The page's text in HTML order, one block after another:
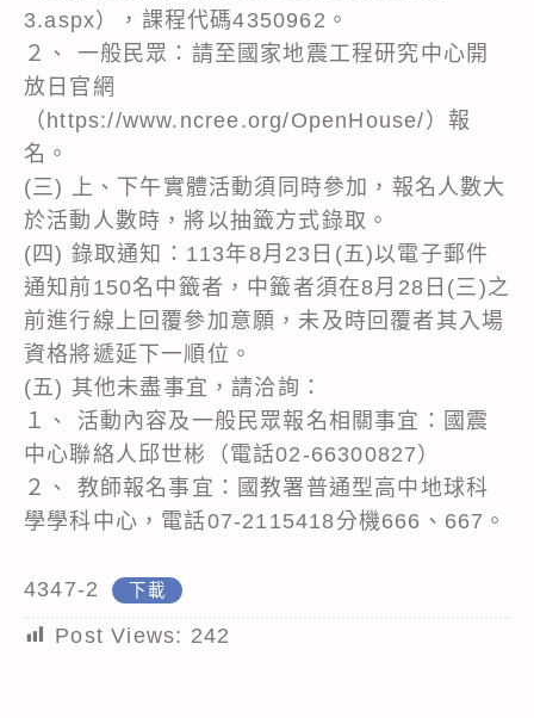
3.aspx），課程代碼4350962。
２、 一般民眾：請至國家地震工程研究中心開
放日官網
（https://www.ncree.org/OpenHouse/）報
名。
(三) 上、下午實體活動須同時參加，報名人數大
於活動人數時，將以抽籤方式錄取。
(四) 錄取通知：113年8月23日(五)以電子郵件
通知前150名中籤者，中籤者須在8月28日(三)之
前進行線上回覆參加意願，未及時回覆者其入場
資格將遞延下一順位。
(五) 其他未盡事宜，請洽詢：
１、 活動內容及一般民眾報名相關事宜：國震
中心聯絡人邱世彬（電話02-66300827）
２、 教師報名事宜：國教署普通型高中地球科
學學科中心，電話07-2115418分機666、667。
4347-2 下載
Post Views: 242